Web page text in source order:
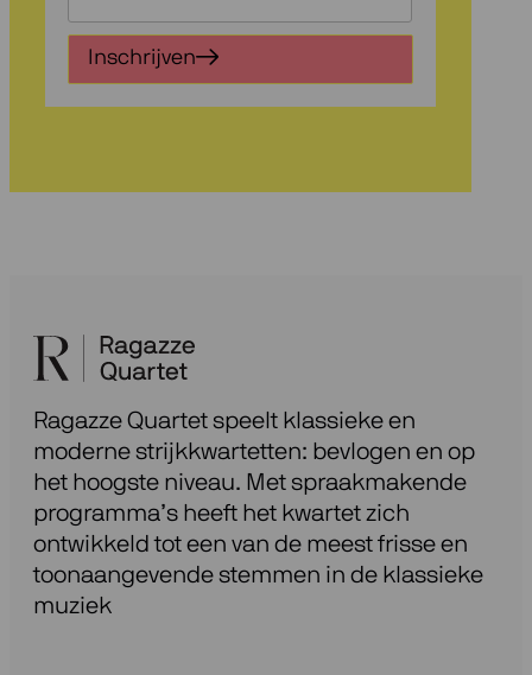
je
in
voor
onze
Inschrijven
Ragazze Quartet speelt klassieke en
moderne strijkkwartetten: bevlogen en op
het hoogste niveau. Met spraakmakende
programma’s heeft het kwartet zich
ontwikkeld tot een van de meest frisse en
toonaangevende stemmen in de klassieke
muziek